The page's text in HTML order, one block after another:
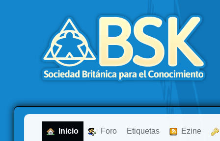
Inicio Foro Etiquetas Ezine